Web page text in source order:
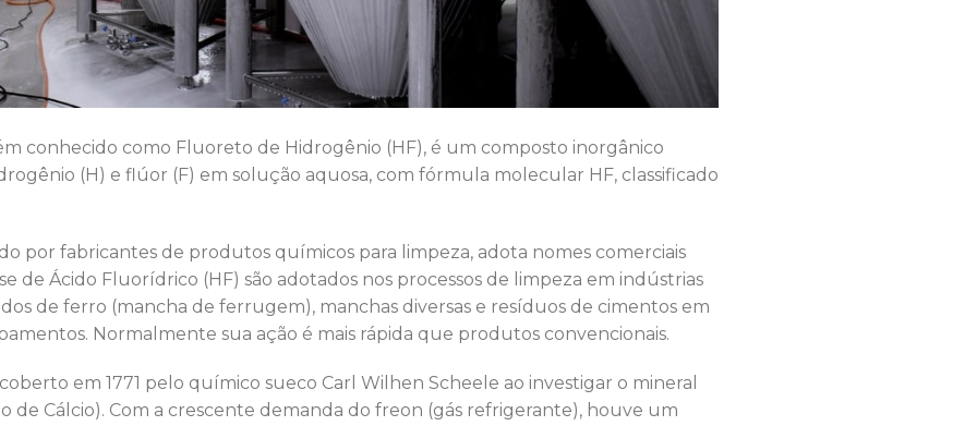
conhecido como Fluoreto de Hidrogênio (HF), é um composto inorgânico
(H) e flúor (F) em solução aquosa, com fórmula molecular HF, classificado
por fabricantes de produtos químicos para limpeza, adota nomes comerciais
de Ácido Fluorídrico (HF) são adotados nos processos de limpeza em indústrias
de ferro (mancha de ferrugem), manchas diversas e resíduos de cimentos em
Normalmente sua ação é mais rápida que produtos convencionais.
em 1771 pelo químico sueco Carl Wilhen Scheele ao investigar o mineral
de Cálcio). Com a crescente demanda do freon (gás refrigerante), houve um